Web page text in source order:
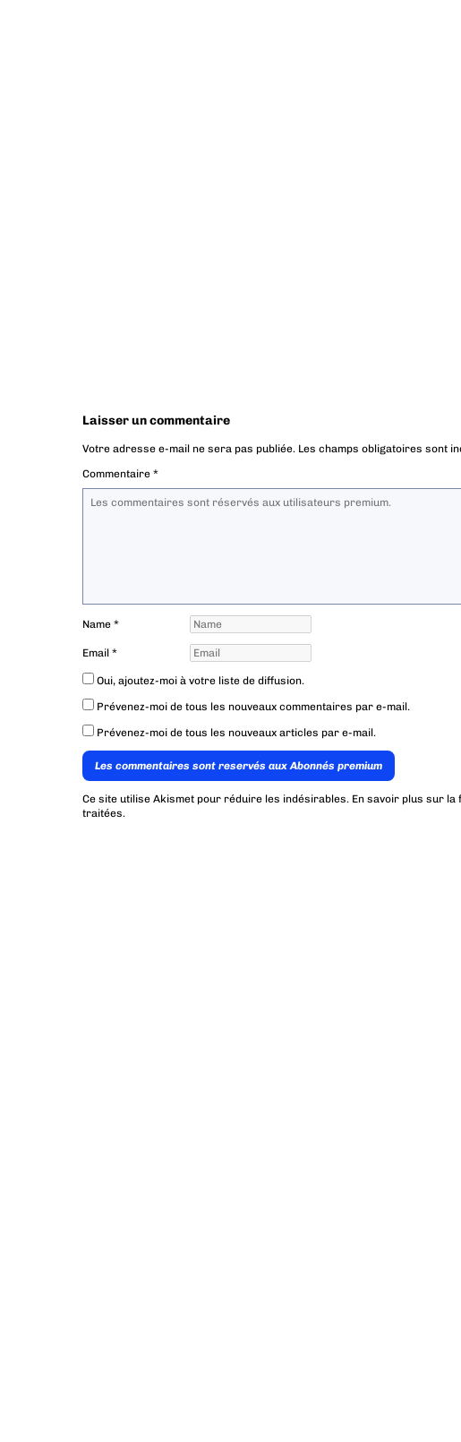
Laisser un commentaire
Votre adresse e-mail ne sera pas publiée. Les champs obligatoires sont
Commentaire *
Name *
Email *
Oui, ajoutez-moi à votre liste de diffusion.
Prévenez-moi de tous les nouveaux commentaires par e-mail.
Prévenez-moi de tous les nouveaux articles par e-mail.
Les commentaires sont reservés aux Abonnés premium
Ce site utilise Akismet pour réduire les indésirables. En savoir plus sur la
traitées.